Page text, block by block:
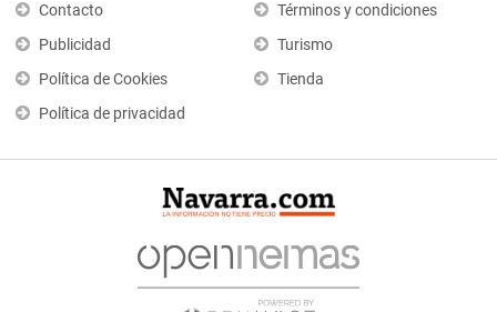
Contacto
Publicidad
Política de Cookies
Política de privacidad
Términos y condiciones
Turismo
Tienda